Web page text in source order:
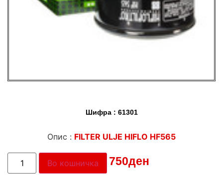
Шифра : 61301
Опис : FILTER ULJE HIFLO HF565
Цена: 750ден
Во кошничка